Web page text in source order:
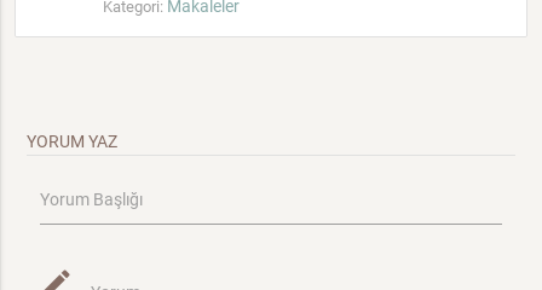
Kategori: Makaleler
YORUM YAZ
Yorum Başlığı
mode_edit